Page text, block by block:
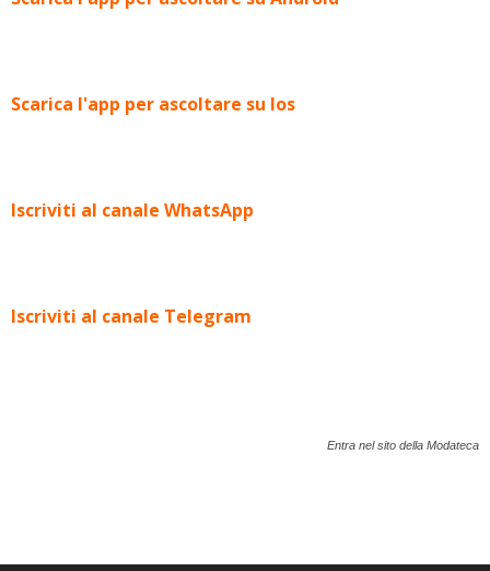
Scarica l'app per ascoltare su Ios
Iscriviti al canale WhatsApp
Iscriviti al canale Telegram
Entra nel sito della Modateca